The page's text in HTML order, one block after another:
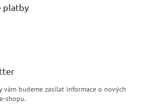
platby
vám budeme zasílat informace o nových
shopu.